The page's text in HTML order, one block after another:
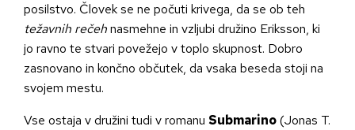
posilstvo. Človek se ne počuti krivega, da se ob teh
težavnih rečehnasmehne in vzljubi družino Eriksson, ki
jo ravno te stvari povežejo v toplo skupnost. Dobro
zasnovano in končno občutek, da vsaka beseda stoji na
svojem mestu.
Vse ostaja v družini tudi v romanu Submarino(Jonas T.